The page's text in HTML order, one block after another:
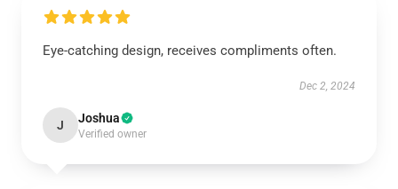
Eye-catching design, receives compliments often.
Dec 2, 2024
J Joshua
Verified owner